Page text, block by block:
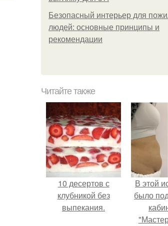
Безопасный интерьер для
людей: основные принципы и
рекомендации
Читайте также
10 десертов с
клубникой без
выпекания.
В этой
было